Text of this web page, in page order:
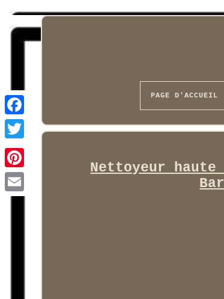
Facebook
PAGE D'ACCUEIL
Nettoyeur haute